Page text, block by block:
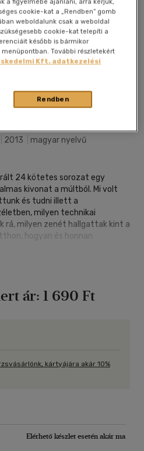
2013
magyar nyelvű
24 kötetes sorozat egy
kivonat a múltból. Mi volt
és tudni illett a
milyen technikai
rá, milyen zenét hallgattak kint a
hogyan és honnan
eszközökön utaztunk? Mit
láttunk, mit ettünk, hol
mindennapjait!
ár: 1 690 Ft
kártyájára akár 10%
Elérhető készlet esetén akár ma
cookie-kat a „Rendben” gomb
weboldalunk csak a weboldal
cookie-kat telepíti a
később is bármikor
További részletekért
Kft. adatkezelési
Rendben